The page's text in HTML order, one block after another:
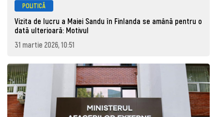
POLITICĂ
Vizita de lucru a Maiei Sandu în Finlanda se amână pentru o
dată ulterioară: Motivul
31 martie 2026, 10:51